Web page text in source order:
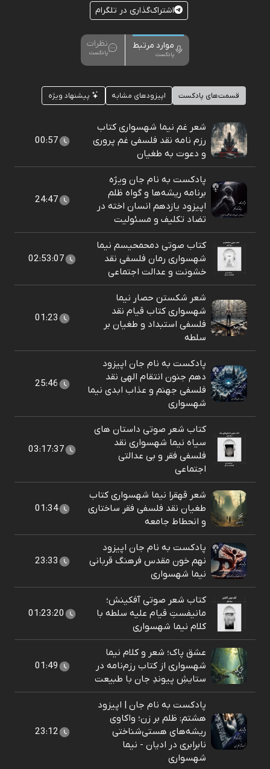
اشتراک‌گذاری در تلگرام
موارد مرتبط
پادکست
نظرات
پادکست
قسمت‌های پادکست اپیزودهای مشابه پیشنهاد ویژه
شعر غم نیما شهسواری کتاب
رزم نامه نقد فلسفی غم پروری
و دعوت به طغیان
00:57
پادکست به نام جان ویژه
برنامه ریشه‌ها و گواه ظلم
اپیزود یازدهم انسان اخته در
تضاد تکلیف و مسئولیت
24:47
کتاب صوتی دمحمحیسم نیما
شهسواری رمان فلسفی نقد
خشونت و عدالت اجتماعی
02:53:07
شعر شکستن حصار نیما
شهسواری کتاب قیام نقد
فلسفی استبداد و طغیان بر
سلطه
01:23
پادکست به نام جان اپیزود
دهم جنون انتقام الهی نقد
فلسفی جهنم و عذاب ابدی نیما
شهسواری
25:46
کتاب شعر صوتی داستان های
سیاه نیما شهسواری نقد
فلسفی فقر و بی عدالتی
اجتماعی
03:17:37
شعر قهقرا نیما شهسواری کتاب
طغیان نقد فلسفی فقر ساختاری
و انحطاط جامعه
01:34
پادکست به نام جان اپیزود
نهم خون مقدس فرهنگ قربانی
نیما شهسواری
23:33
کتاب شعر صوتی آفکینش؛
مانیفستِ قیام علیه سلطه با
کلام نیما شهسواری
01:23:20
عشق پاک؛ شعر و کلام نیما
شهسواری از کتاب رزم‌نامه در
ستایشِ پیوندِ جان با طبیعت
01:49
پادکست به نام جان | اپیزود
هشتم: ظلم بر زن؛ واکاوی
ریشه‌های هستی‌شناختی
نابرابری در ادیان - نیما
شهسواری
23:12